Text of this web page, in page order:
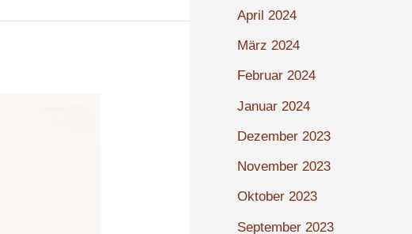
April 2024
März 2024
Februar 2024
Januar 2024
Dezember 2023
November 2023
Oktober 2023
September 2023